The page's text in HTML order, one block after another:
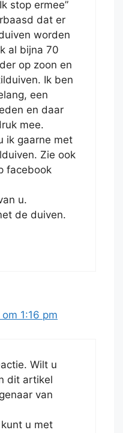
stop ermee”
dat er
worden
al bijna 70
op zoon en
Ik ben
een
en daar
mee.
ik gaarne met
Zie ook
facebook
u.
de duiven.
badge!
1:16 pm
Wilt u
dit artikel
van
u met